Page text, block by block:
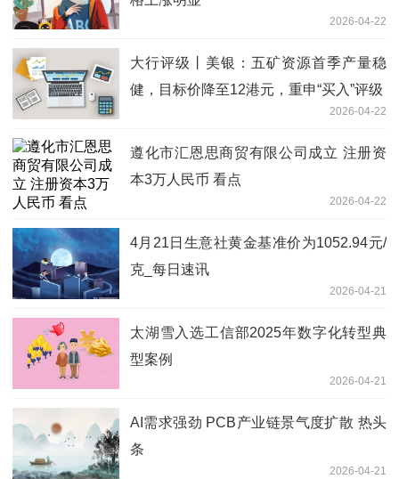
2026-04-22
大行评级丨美银：五矿资源首季产量稳
健，目标价降至12港元，重申“买入”评级
2026-04-22
遵化市汇恩思商贸有限公司成立 注册资
本3万人民币 看点
2026-04-22
4月21日生意社黄金基准价为1052.94元/
克_每日速讯
2026-04-21
太湖雪入选工信部2025年数字化转型典
型案例
2026-04-21
AI需求强劲 PCB产业链景气度扩散 热头
条
2026-04-21